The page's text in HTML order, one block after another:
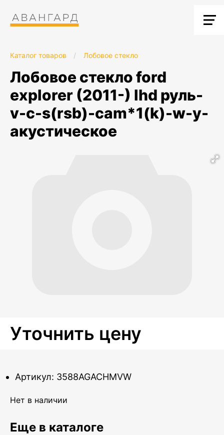
Каталог товаров / Лобовое стекло
лобовое стекло ford
explorer (2011-) lhd руль-
v-c-s(rsb)-cam*1(k)-w-y-
акустическое
Уточнить цену
Артикул: 3588AGACHMVW
Нет в наличии
Еще в каталоге